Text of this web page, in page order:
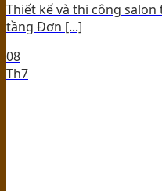
Thiết kế và thi công salon
tầng Đơn [...]
08
Th7